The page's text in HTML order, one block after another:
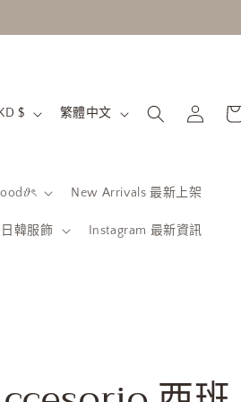
New Arrivals 最新上架
韓服飾 Instagram 最新資訊
香港特別行政區 | HKD $ 語
繁體中文
入
物